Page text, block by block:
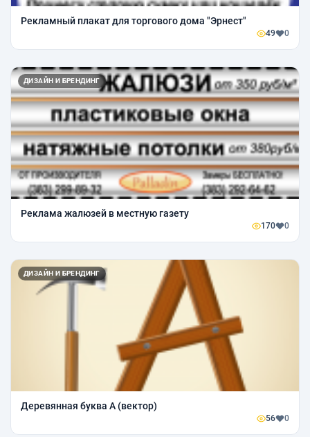
Рекламный плакат для торгового дома "Эрнест"
49 0
ДИЗАЙН И БРЕНДИНГ
Реклама жалюзей в местную газету
170 0
ДИЗАЙН И БРЕНДИНГ
Деревянная буква А (вектор)
56 0